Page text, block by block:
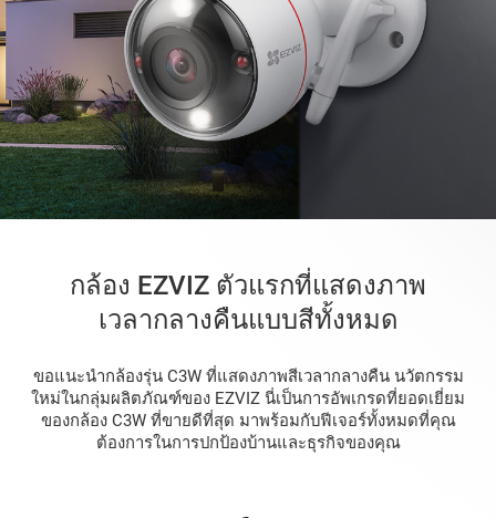
ขอแนะนำกล้องรุ่น C3W ที่แสดงภาพสีเวลากลางคืน นวัตกรรม
ใหม่ในกลุ่มผลิตภัณฑ์ของ EZVIZ นี่เป็นการอัพเกรดที่ยอดเยี่ยม
ของกล้อง C3W ที่ขายดีที่สุด มาพร้อมกับฟีเจอร์ทั้งหมดที่คุณ
ต้องการในการปกป้องบ้านและธุรกิจของคุณ
กล้อง EZVIZ ตัวแรกที่แสดงภาพ
เวลากลางคืนแบบสีทั้งหมด